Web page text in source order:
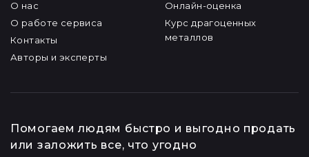
О нас
О работе сервиса
Контакты
Авторы и эксперты
Онлайн-оценка
Курс драгоценных
металлов
Помогаем людям быстро и выгодно продать
или заложить все, что угодно